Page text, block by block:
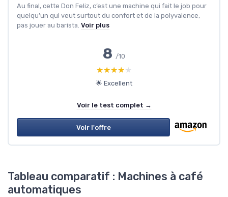
Au final, cette Don Feliz, c’est une machine qui fait le job pour
quelqu’un qui veut surtout du confort et de la polyvalence,
pas jouer au barista. Voir plus
8 /10
★★★★★
★★★★★
🌟 Excellent
Voir le test complet →
Voir l'offre
Tableau comparatif : Machines à café
automatiques